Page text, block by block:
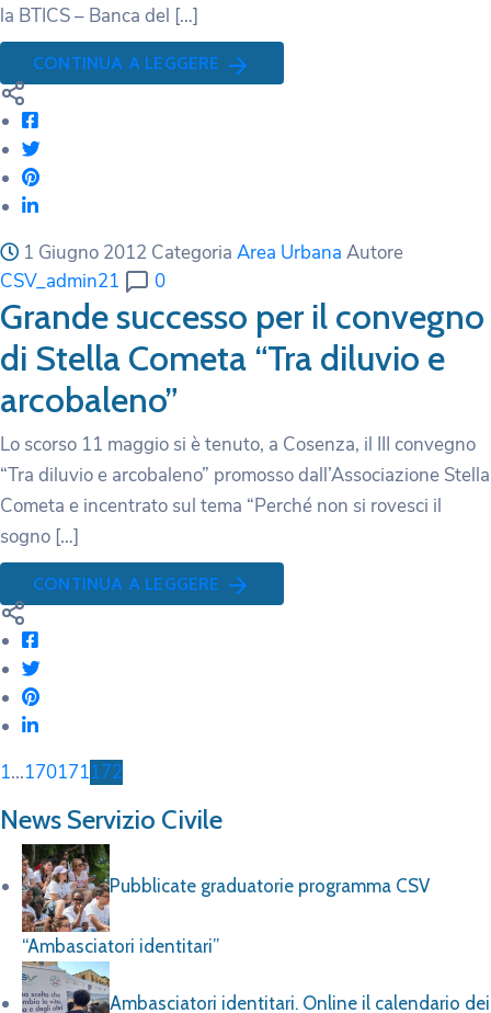
la BTICS – Banca del […]
CONTINUA A LEGGERE
1 Giugno 2012 Categoria Area Urbana Autore
CSV_admin21
0
Grande successo per il convegno
di Stella Cometa “Tra diluvio e
arcobaleno”
Lo scorso 11 maggio si è tenuto, a Cosenza, il III convegno
“Tra diluvio e arcobaleno” promosso dall’Associazione Stella
Cometa e incentrato sul tema “Perché non si rovesci il
sogno […]
CONTINUA A LEGGERE
1...170171172
News Servizio Civile
Pubblicate graduatorie programma CSV
“Ambasciatori identitari”
Ambasciatori identitari. Online il calendario dei